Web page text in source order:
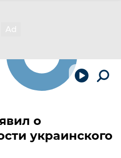
о
украинского